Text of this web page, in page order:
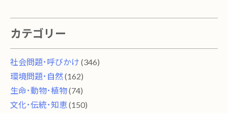
カテゴリー
社会問題･呼びかけ (346)
環境問題･自然(162)
生命･動物･植物(74)
文化･伝統･知恵 (150)